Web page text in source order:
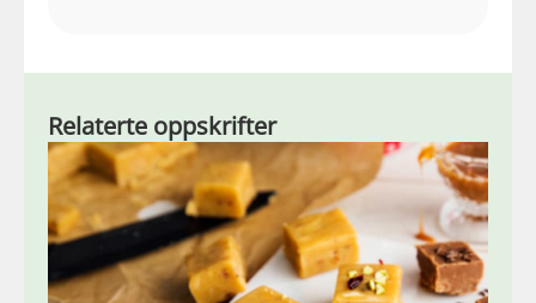
Relaterte oppskrifter